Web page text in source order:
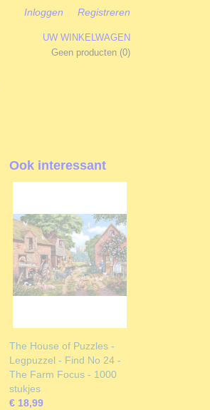
Inloggen Registreren
UW WINKELWAGEN
Geen producten (0)
Ook interessant
The House of Puzzles -
Legpuzzel - Find No 24 -
The Farm Focus - 1000
stukjes
€ 18,99